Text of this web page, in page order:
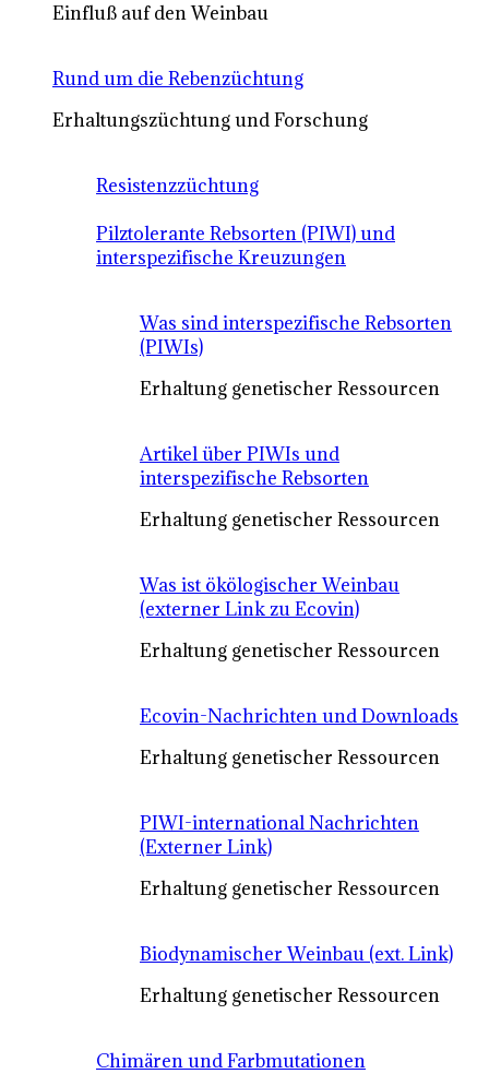
Einfluß auf den Weinbau
Rund um die Rebenzüchtung
Erhaltungszüchtung und Forschung
Resistenzzüchtung
Pilztolerante Rebsorten (PIWI) und
interspezifische Kreuzungen
Was sind interspezifische Rebsorten
(PIWIs)
Erhaltung genetischer Ressourcen
Artikel über PIWIs und
interspezifische Rebsorten
Erhaltung genetischer Ressourcen
Was ist ökölogischer Weinbau
(externer Link zu Ecovin)
Erhaltung genetischer Ressourcen
Ecovin-Nachrichten und Downloads
Erhaltung genetischer Ressourcen
PIWI-international Nachrichten
(Externer Link)
Erhaltung genetischer Ressourcen
Biodynamischer Weinbau (ext. Link)
Erhaltung genetischer Ressourcen
Chimären und Farbmutationen